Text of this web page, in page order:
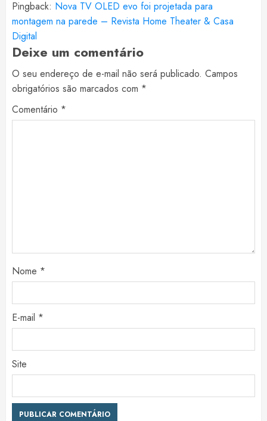
Pingback: Nova TV OLED evo foi projetada para
montagem na parede – Revista Home Theater & Casa
Digital
Deixe um comentário
O seu endereço de e-mail não será publicado. Campos
obrigatórios são marcados com *
Comentário *
Nome *
E-mail *
Site